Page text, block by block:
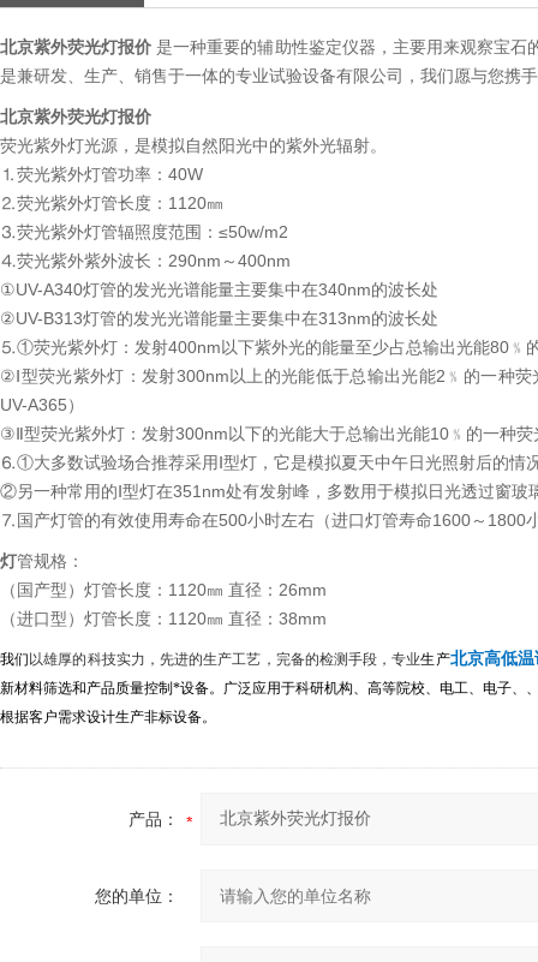
北京紫外荧光灯报价 是一种重要的辅助性鉴定仪器，主要用来观察宝
是兼研发、生产、销售于一体的专业试验设备有限公司，我们愿与您携
北京紫外荧光灯报价
荧光紫外灯光源，是模拟自然阳光中的紫外光辐射。
⒈荧光紫外灯管功率：40W
⒉荧光紫外灯管长度：1120㎜
⒊荧光紫外灯管辐照度范围：≤50w/m2
⒋荧光紫外紫外波长：290nm～400nm
①UV-A340灯管的发光光谱能量主要集中在340nm的波长处
②UV-B313灯管的发光光谱能量主要集中在313nm的波长处
⒌①荧光紫外灯：发射400nm以下紫外光的能量至少占总输出光能80﹪
②Ⅰ型荧光紫外灯：发射300nm以上的光能低于总输出光能2﹪的一种
UV-A365）
③Ⅱ型荧光紫外灯：发射300nm以下的光能大于总输出光能10﹪的一种
⒍①大多数试验场合推荐采用Ⅰ型灯，它是模拟夏天中午日光照射后的情
②另一种常用的Ⅰ型灯在351nm处有发射峰，多数用于模拟日光透过窗玻
⒎国产灯管的有效使用寿命在500小时左右（进口灯管寿命1600～1800
灯管规格：
（国产型）灯管长度：1120㎜ 直径：26mm
（进口型）灯管长度：1120㎜ 直径：38mm
我们 以雄厚的科技实力，先进的生产工艺，完备的检测手段，专业生产北京高低
新材料筛选和产品质量控制*设备。广泛应用于科研机构、高等院校、电工、电子
根据客户需求设计生产非标设备。
产品：
您的单位：